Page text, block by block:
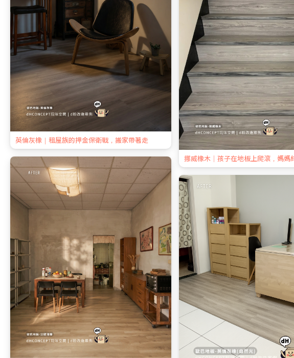
英倫灰橡｜租屋族的押金保衛戰，搬家帶著走
挪威橡木｜孩子在地板上爬滾，媽媽